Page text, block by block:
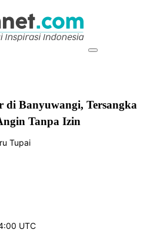
di Banyuwangi, Tersangka
Tanpa Izin
Tupai
UTC